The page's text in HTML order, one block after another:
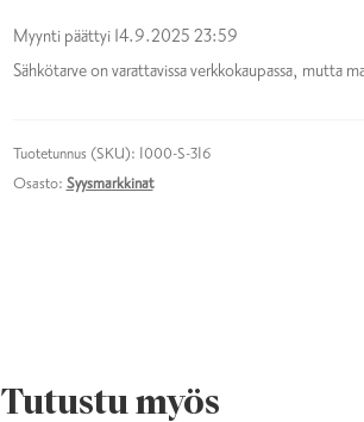
Myynti päättyi 14.9.2025 23:59
Sähkötarve on varattavissa verkkokaupassa, mutta
Tuotetunnus (SKU): 1000-S-316
Osasto: Syysmarkkinat
Tutustu myös